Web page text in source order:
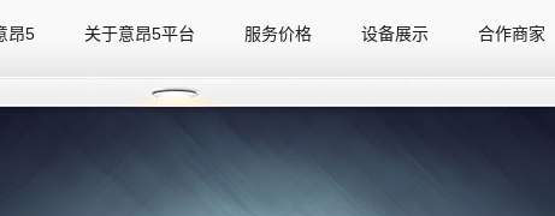
昂5 关于意昂5平台 服务价格 设备展示 合作商家
昂5 关于意昂5平台 服务价格 设备展示 合作商家